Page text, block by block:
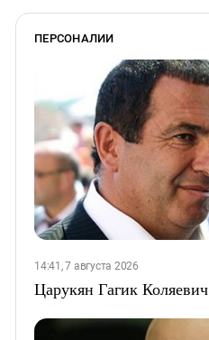
ПЕРСОНАЛИИ
14:41, 7 августа 2026
Царукян Гагик Коляевич